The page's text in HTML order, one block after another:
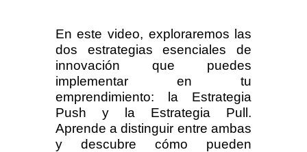
En este video, exploraremos las
dos estrategias esenciales de
innovación que puedes
implementar en tu
emprendimiento: la Estrategia
Push y la Estrategia Pull.
Aprende a distinguir entre ambas
y descubre cómo pueden